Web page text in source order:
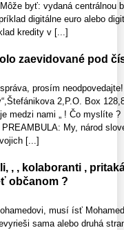
byť: vydaná centrálnou
digitálne euro alebo
kredity v [...]
zaevidované pod
prosím
2,P.O. Box
medzi nami „ ! Čo myslíte
PREAMBULA: My, národ
[...]
, , kolaboranti ,
občanom ?
musí ísť
sama alebo druhá